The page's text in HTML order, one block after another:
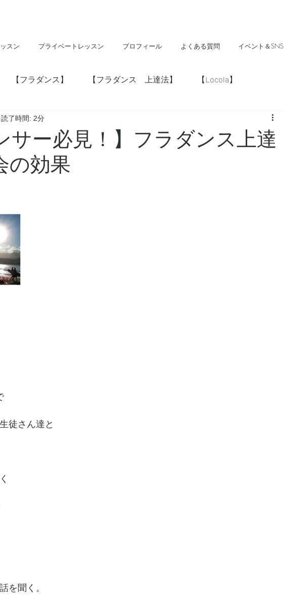
スン プライベートレッスン プロフィール よくある質問 イベント＆SNS
【フラダンス】 【フラダンス 上達法】 【Locola】
【神社・仏閣】
サー必見！】フラダンス上達
の効果
読了時間: 2分
徒さん達と
を聞く。